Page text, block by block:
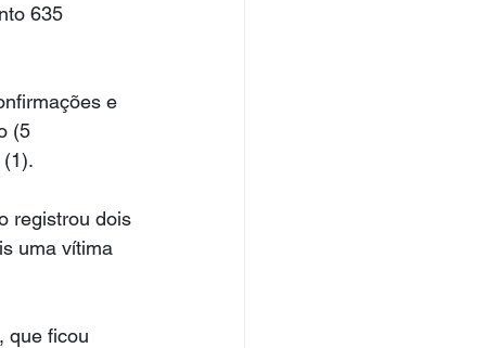
635
e
(5
registrou dois
uma vítima
que ficou